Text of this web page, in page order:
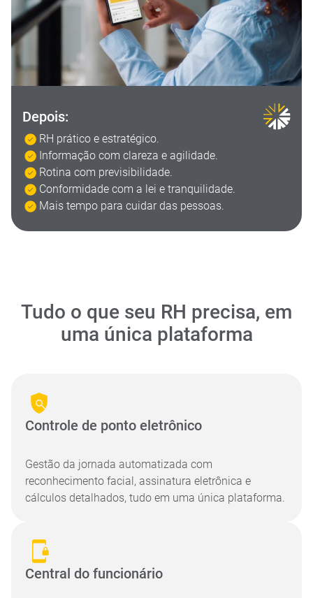
Depois:
RH prático e estratégico.
Informação com clareza e agilidade.
Rotina com previsibilidade.
Conformidade com a lei e tranquilidade.
Mais tempo para cuidar das pessoas.
Tudo o que seu RH precisa, em
uma única plataforma
Controle de ponto eletrônico
Gestão da jornada automatizada com
reconhecimento facial, assinatura eletrônica e
cálculos detalhados, tudo em uma única plataforma.
Central do funcionário